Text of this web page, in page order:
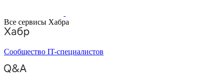
Все сервисы Хабра
Сообщество IT-специалистов